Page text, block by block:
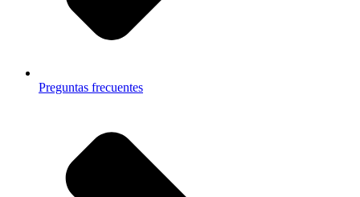
Preguntas frecuentes